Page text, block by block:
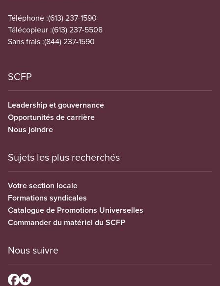
Téléphone :(613) 237-1590
Télécopieur :(613) 237-5508
Sans frais :(844) 237-1590
SCFP
Leadership et gouvernance
Opportunités de carrière
Nous joindre
Sujets les plus recherchés
Votre section locale
Formations syndicales
Catalogue de Promotions Universelles
Commander du matériel du SCFP
Nous suivre